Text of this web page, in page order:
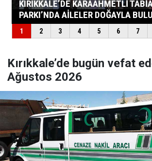
Kırıkkale’de bugün vefat
Ağustos 2026